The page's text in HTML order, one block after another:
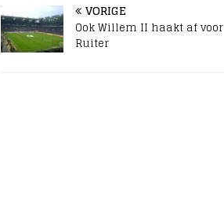
VORIGE
Ook Willem II haakt af voor
Ruiter